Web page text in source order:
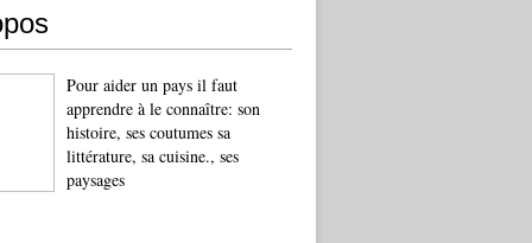
Pour aider un pays il faut
apprendre à le connaître: son
histoire, ses coutumes sa
littérature, sa cuisine., ses
paysages